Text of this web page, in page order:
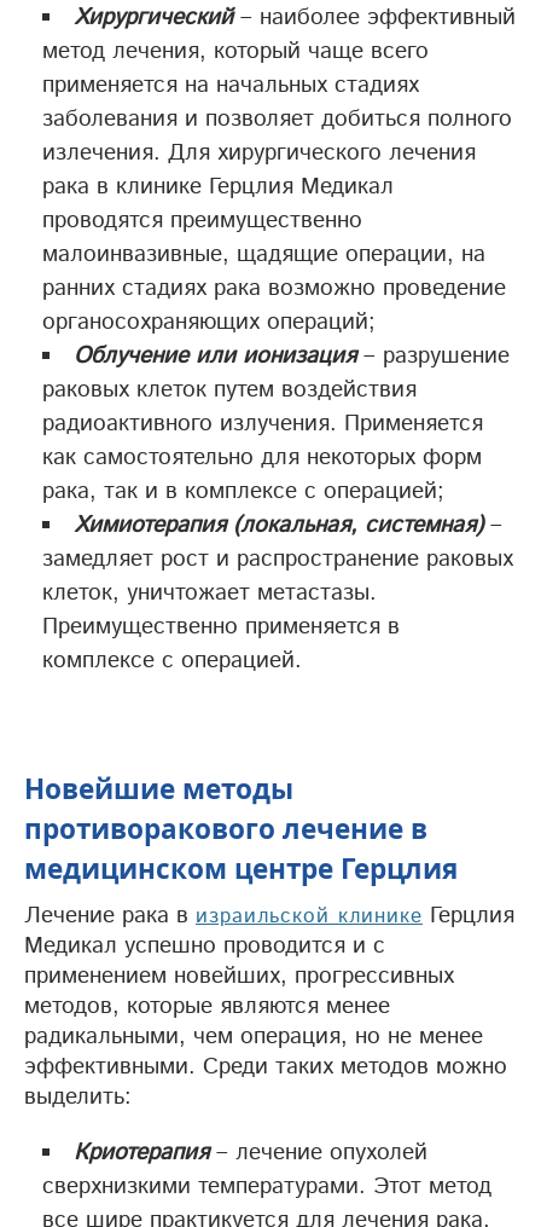
Хирургический– наиболее эффективный
метод лечения, который чаще всего
применяется на начальных стадиях
заболевания и позволяет добиться полного
излечения. Для хирургического лечения
рака в клинике Герцлия Медикал
проводятся преимущественно
малоинвазивные, щадящие операции, на
ранних стадиях рака возможно проведение
органосохраняющих операций;
Облучение или ионизация– разрушение
раковых клеток путем воздействия
радиоактивного излучения. Применяется
как самостоятельно для некоторых форм
рака, так и в комплексе с операцией;
Химиотерапия (локальная, системная)–
замедляет рост и распространение раковых
клеток, уничтожает метастазы.
Преимущественно применяется в
комплексе с операцией.
Новейшие методы
противоракового лечение в
медицинском центре Герцлия
Лечение рака в израильской клинике Герцлия
Медикал успешно проводится и с
применением новейших, прогрессивных
методов, которые являются менее
радикальными, чем операция, но не менее
эффективными. Среди таких методов можно
выделить:
Криотерапия– лечение опухолей
сверхнизкими температурами. Этот метод